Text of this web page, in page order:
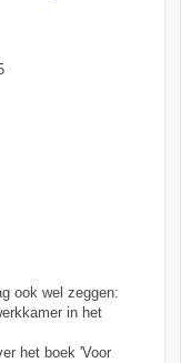
ook wel zeggen:
in het
het boek 'Voor